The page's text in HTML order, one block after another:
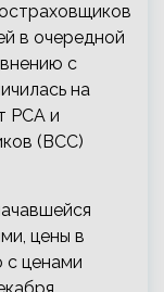
в очередной
с
на
РСА и
(ВСС)
цены в
с ценами